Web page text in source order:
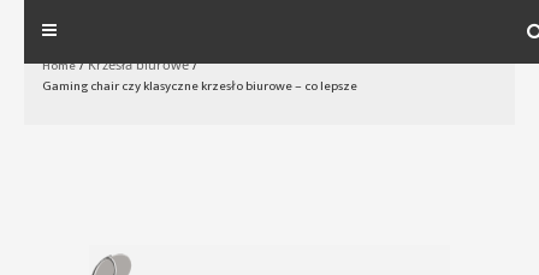
Skip
to
content
Home/Krzesła biurowe/
Gaming chair czy klasyczne krzesło biurowe – co lepsze